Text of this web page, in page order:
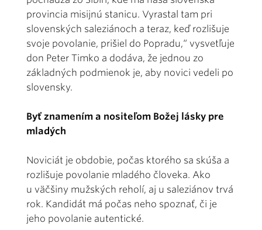
provincia misijnú stanicu. Vyrastal tam pri
slovenských saleziánoch a teraz, keď rozlišuje
svoje povolanie, prišiel do Popradu,“ vysvetľuje
don Peter Timko a dodáva, že jednou zo
základných podmienok je, aby novici vedeli po
slovensky.
Byť znamením a nositeľom Božej lásky pre
mladých
Noviciát je obdobie, počas ktorého sa skúša a
rozlišuje povolanie mladého človeka. Ako
u väčšiny mužských reholí, aj u saleziánov trvá
rok. Kandidát má počas neho spoznať, či je
jeho povolanie autentické.